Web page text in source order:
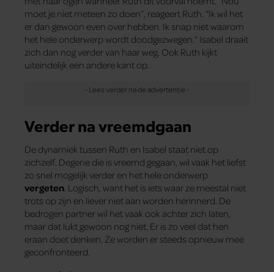
moet je niet meteen zo doen”, reageert Ruth. “Ik wil het
er dan gewoon even over hebben. Ik snap niet waarom
het hele onderwerp wordt doodgezwegen.” Isabel draait
zich dan nog verder van haar weg. Ook Ruth kijkt
uiteindelijk een andere kant op.
Verder na vreemdgaan
De dynamiek tussen Ruth en Isabel staat niet op
zichzelf. Degene die is vreemd­ gegaan, wil vaak het liefst
zo snel mogelijk verder en het hele onderwerp
vergeten. Logisch, want het is iets waar ze meestal niet
trots op zijn en liever niet aan worden herinnerd. De
bedrogen partner wil het vaak ook achter zich laten,
maar dat lukt gewoon nog niet. Er is zo veel dat hen
eraan doet denken. Ze worden er steeds opnieuw mee
geconfronteerd.